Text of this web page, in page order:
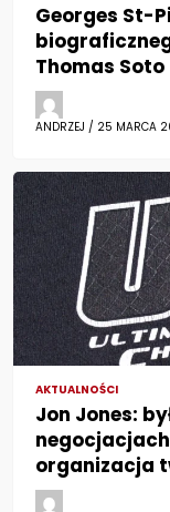
Georges St-
Thomas Soto
ANDRZEJ / 25 MARCA
AKTUALNOŚCI
Jon Jones:
negocjacjach
organizacja